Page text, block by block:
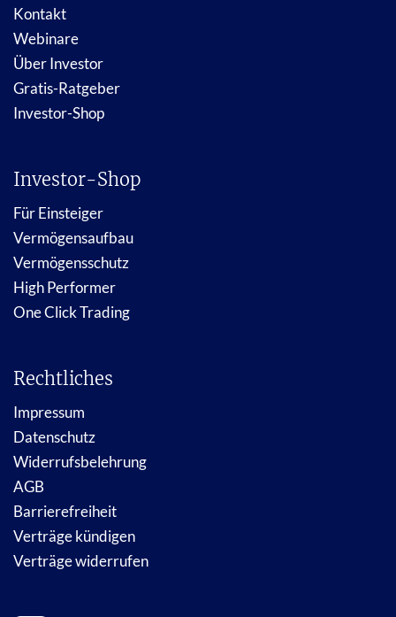
Kontakt
Webinare
Über Investor
Gratis-Ratgeber
Investor-Shop
Investor-Shop
Für Einsteiger
Vermögensaufbau
Vermögensschutz
High Performer
One Click Trading
Rechtliches
Impressum
Datenschutz
Widerrufsbelehrung
AGB
Barrierefreiheit
Verträge kündigen
Verträge widerrufen